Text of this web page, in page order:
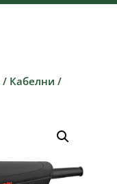
/ Кабелни /